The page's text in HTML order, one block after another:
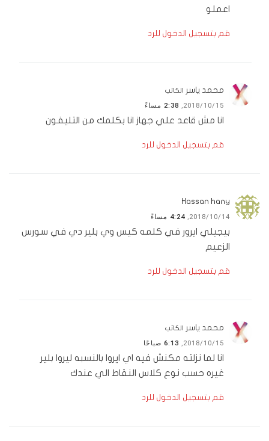
اعملو
قم بتسجيل الدخول للرد
محمد ياسر الكاتب
2018/10/15, 2:38 مساءً
انا مش قاعد علي جهاز انا بكلمك من التليفون
قم بتسجيل الدخول للرد
Hassan hany
2018/10/14, 4:24 مساءً
بيجيلي ايرور في كلمه كيس وي بلير دي في سورس
الزعيم
قم بتسجيل الدخول للرد
محمد ياسر الكاتب
2018/10/15, 6:13 صباحًا
انا لما نزلته مكنش فيه اي ايروا بالنسبه ليروا بلير
غيره حسب نوع كلاس النقاط الي عندك
قم بتسجيل الدخول للرد